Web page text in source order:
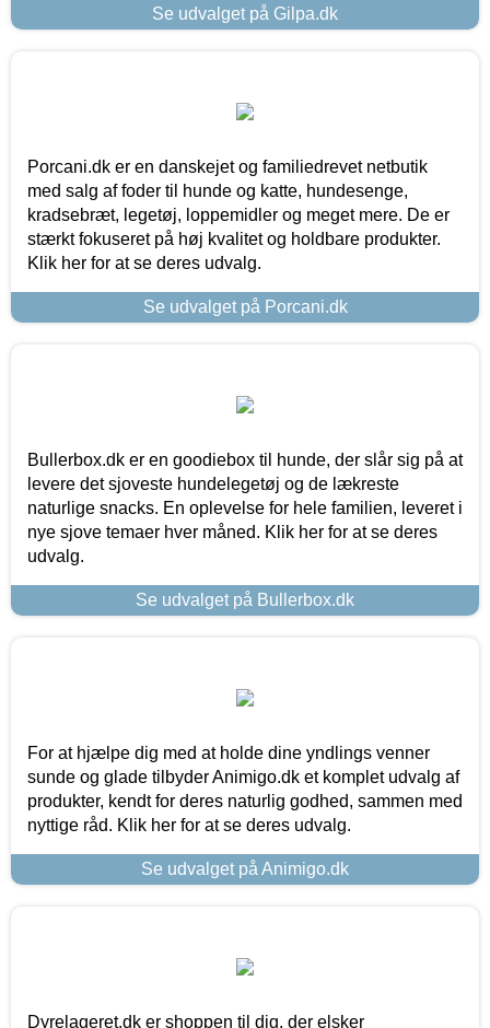
Se udvalget på Gilpa.dk
Porcani.dk er en danskejet og familiedrevet netbutik
med salg af foder til hunde og katte, hundesenge,
kradsebræt, legetøj, loppemidler og meget mere. De er
stærkt fokuseret på høj kvalitet og holdbare produkter.
Klik her for at se deres udvalg.
Se udvalget på Porcani.dk
Bullerbox.dk er en goodiebox til hunde, der slår sig på at
levere det sjoveste hundelegetøj og de lækreste
naturlige snacks. En oplevelse for hele familien, leveret i
nye sjove temaer hver måned. Klik her for at se deres
udvalg.
Se udvalget på Bullerbox.dk
For at hjælpe dig med at holde dine yndlings venner
sunde og glade tilbyder Animigo.dk et komplet udvalg af
produkter, kendt for deres naturlig godhed, sammen med
nyttige råd. Klik her for at se deres udvalg.
Se udvalget på Animigo.dk
Dyrelageret.dk er shoppen til dig, der elsker